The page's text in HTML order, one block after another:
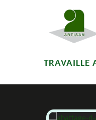
TRAVAILLE